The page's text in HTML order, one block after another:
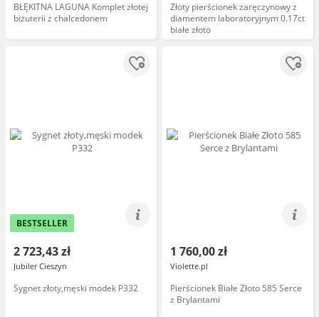
BŁĘKITNA LAGUNA Komplet złotej
biżuterii z chalcedonem
Złoty pierścionek zaręczynowy z
diamentem laboratoryjnym 0.17ct
białe złoto
BESTSELLER
2 723,43 zł
Jubiler Cieszyn
Sygnet złoty,męski modek P332
1 760,00 zł
Violette.pl
Pierścionek Białe Złoto 585 Serce
z Brylantami